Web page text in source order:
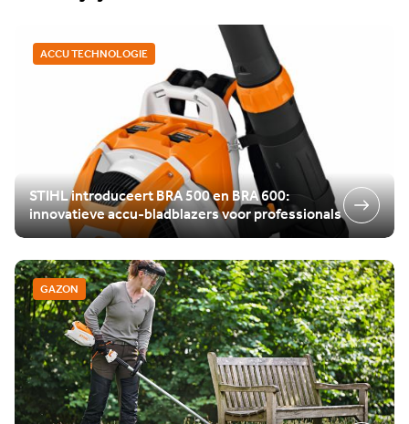
ACCU TECHNOLOGIE
STIHL introduceert BRA 500 en BRA 600:
innovatieve accu-bladblazers voor professionals
GAZON